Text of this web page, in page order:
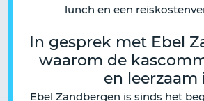
lunch en een
In gesprek met Ebel
waarom de
en leerzaam
Ebel Zandbergen is sinds het